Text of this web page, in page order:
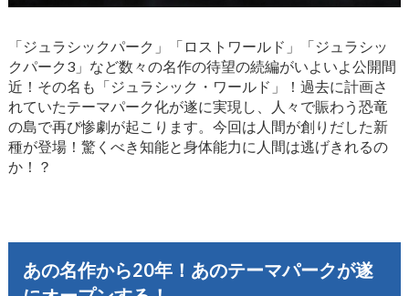
「ジュラシックパーク」「ロストワールド」「ジュラシッ
クパーク3」など数々の名作の待望の続編がいよいよ公開間
近！その名も「ジュラシック・ワールド」！過去に計画さ
れていたテーマパーク化が遂に実現し、人々で賑わう恐竜
の島で再び惨劇が起こります。今回は人間が創りだした新
種が登場！驚くべき知能と身体能力に人間は逃げきれるの
か！？
あの名作から20年！あのテーマパークが遂